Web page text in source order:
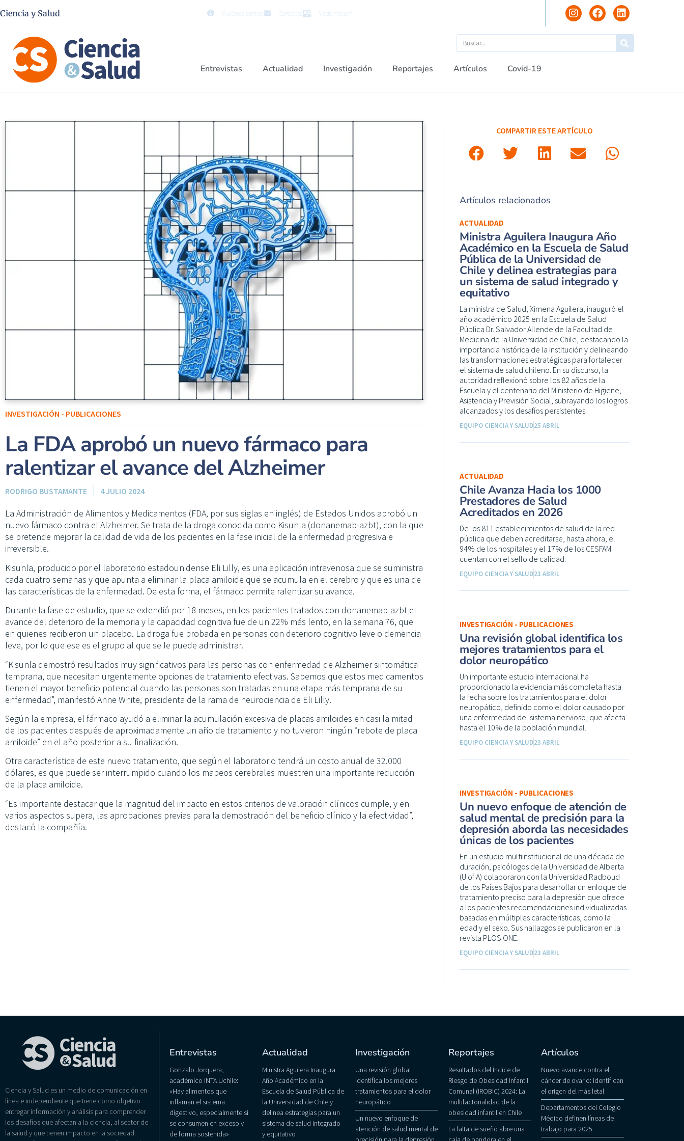
Ciencia y Salud Quiénes somos Contacto Vademécum
Entrevistas Actualidad Investigación Reportajes Artículos Covid-19
INVESTIGACIÓN - PUBLICACIONES
La FDA aprobó un nuevo fármaco para
ralentizar el avance del Alzheimer
RODRIGO BUSTAMANTE 4 JULIO 2024
La Administración de Alimentos y Medicamentos (FDA, por sus siglas en inglés) de Estados Unidos aprobó un
nuevo fármaco contra el Alzheimer. Se trata de la droga conocida como Kisunla (donanemab-azbt), con la que
se pretende mejorar la calidad de vida de los pacientes en la fase inicial de la enfermedad progresiva e
irreversible.
Kisunla, producido por el laboratorio estadounidense Eli Lilly, es una aplicación intravenosa que se suministra
cada cuatro semanas y que apunta a eliminar la placa amiloide que se acumula en el cerebro y que es una de
las características de la enfermedad. De esta forma, el fármaco permite ralentizar su avance.
Durante la fase de estudio, que se extendió por 18 meses, en los pacientes tratados con donanemab-azbt el
avance del deterioro de la memoria y la capacidad cognitiva fue de un 22% más lento, en la semana 76, que
en quienes recibieron un placebo. La droga fue probada en personas con deterioro cognitivo leve o demencia
leve, por lo que ese es el grupo al que se le puede administrar.
“Kisunla demostró resultados muy significativos para las personas con enfermedad de Alzheimer sintomática
temprana, que necesitan urgentemente opciones de tratamiento efectivas. Sabemos que estos medicamentos
tienen el mayor beneficio potencial cuando las personas son tratadas en una etapa más temprana de su
enfermedad”, manifestó Anne White, presidenta de la rama de neurociencia de Eli Lilly.
Según la empresa, el fármaco ayudó a eliminar la acumulación excesiva de placas amiloides en casi la mitad
de los pacientes después de aproximadamente un año de tratamiento y no tuvieron ningún “rebote de placa
amiloide” en el año posterior a su finalización.
Otra característica de este nuevo tratamiento, que según el laboratorio tendrá un costo anual de 32.000
dólares, es que puede ser interrumpido cuando los mapeos cerebrales muestren una importante reducción
de la placa amiloide.
“Es importante destacar que la magnitud del impacto en estos criterios de valoración clínicos cumple, y en
varios aspectos supera, las aprobaciones previas para la demostración del beneficio clínico y la efectividad”,
destacó la compañía.
COMPARTIR ESTE ARTÍCULO
Artículos relacionados
ACTUALIDAD
Ministra Aguilera Inaugura Año
Académico en la Escuela de Salud
Pública de la Universidad de
Chile y delinea estrategias para
un sistema de salud integrado y
equitativo
La ministra de Salud, Ximena Aguilera, inauguró el
año académico 2025 en la Escuela de Salud
Pública Dr. Salvador Allende de la Facultad de
Medicina de la Universidad de Chile, destacando la
importancia histórica de la institución y delineando
las transformaciones estratégicas para fortalecer
el sistema de salud chileno. En su discurso, la
autoridad reflexionó sobre los 82 años de la
Escuela y el centenario del Ministerio de Higiene,
Asistencia y Previsión Social, subrayando los logros
alcanzados y los desafíos persistentes.
EQUIPO CIENCIA Y SALUD25 ABRIL
ACTUALIDAD
Chile Avanza Hacia los 1000
Prestadores de Salud
Acreditados en 2026
De los 811 establecimientos de salud de la red
pública que deben acreditarse, hasta ahora, el
94% de los hospitales y el 17% de los CESFAM
cuentan con el sello de calidad.
EQUIPO CIENCIA Y SALUD23 ABRIL
INVESTIGACIÓN - PUBLICACIONES
Una revisión global identifica los
mejores tratamientos para el
dolor neuropático
Un importante estudio internacional ha
proporcionado la evidencia más completa hasta
la fecha sobre los tratamientos para el dolor
neuropático, definido como el dolor causado por
una enfermedad del sistema nervioso, que afecta
hasta el 10% de la población mundial.
EQUIPO CIENCIA Y SALUD23 ABRIL
INVESTIGACIÓN - PUBLICACIONES
Un nuevo enfoque de atención de
salud mental de precisión para la
depresión aborda las necesidades
únicas de los pacientes
En un estudio multiinstitucional de una década de
duración, psicólogos de la Universidad de Alberta
(U of A) colaboraron con la Universidad Radboud
de los Países Bajos para desarrollar un enfoque de
tratamiento preciso para la depresión que ofrece
a los pacientes recomendaciones individualizadas
basadas en múltiples características, como la
edad y el sexo. Sus hallazgos se publicaron en la
revista PLOS ONE.
EQUIPO CIENCIA Y SALUD23 ABRIL
Ciencia y Salud es un medio de comunicación en
línea e independiente que tiene como objetivo
entregar información y análisis para comprender
los desafíos que afectan a la ciencia, al sector de
la salud y que tienen impacto en la sociedad.
Entrevistas
Gonzalo Jorquera,
académico INTA Uchile:
«Hay alimentos que
inflaman el sistema
digestivo, especialmente si
se consumen en exceso y
de forma sostenida»
Actualidad
Ministra Aguilera Inaugura
Año Académico en la
Escuela de Salud Pública de
la Universidad de Chile y
delinea estrategias para un
sistema de salud integrado
y equitativo
Investigación
Una revisión global
identifica los mejores
tratamientos para el dolor
neuropático
Un nuevo enfoque de
atención de salud mental de
Reportajes
Resultados del Índice de
Riesgo de Obesidad Infantil
Comunal (IROBIC) 2024: La
multifactorialidad de la
obesidad infantil en Chile
La falta de sueño abre una
Artículos
Nuevo avance contra el
cáncer de ovario: identifican
el origen del más letal
Departamentos del Colegio
Médico definen líneas de
trabajo para 2025